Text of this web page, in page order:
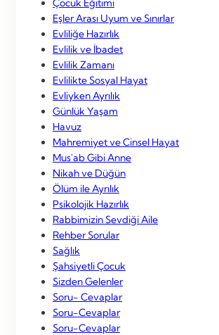
Çocuk Eğitimi
Eşler Arası Uyum ve Sınırlar
Evliliğe Hazırlık
Evlilik ve İbadet
Evlilik Zamanı
Evlilikte Sosyal Hayat
Evliyken Ayrılık
Günlük Yaşam
Havuz
Mahremiyet ve Cinsel Hayat
Mus'ab Gibi Anne
Nikah ve Düğün
Ölüm ile Ayrılık
Psikolojik Hazırlık
Rabbimizin Sevdiği Aile
Rehber Sorular
Sağlık
Şahsiyetli Çocuk
Sizden Gelenler
Soru- Cevaplar
Soru-Cevaplar
Soru-Cevaplar